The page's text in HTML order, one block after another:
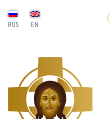
RUS EN